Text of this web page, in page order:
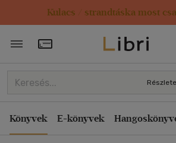
Kulacs / strandtáska most
Törzsvásárlói Kártya adatai
Könyvek E-könyvek